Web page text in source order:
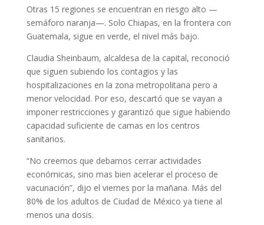
Otras 15 regiones se encuentran en riesgo alto —
semáforo naranja—. Solo Chiapas, en la frontera con
Guatemala, sigue en verde, el nivel más bajo.
Claudia Sheinbaum, alcaldesa de la capital, reconoció
que siguen subiendo los contagios y las
hospitalizaciones en la zona metropolitana pero a
menor velocidad. Por eso, descartó que se vayan a
imponer restricciones y garantizó que sigue habiendo
capacidad suficiente de camas en los centros
sanitarios.
“No creemos que debamos cerrar actividades
económicas, sino mas bien acelerar el proceso de
vacunación”, dijo el viernes por la mañana. Más del
80% de los adultos de Ciudad de México ya tiene al
menos una dosis.